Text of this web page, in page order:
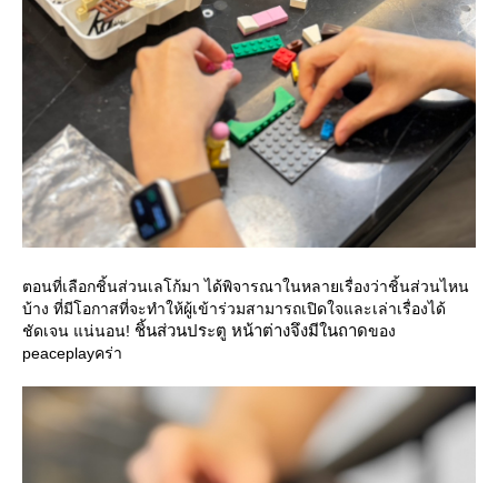
ตอนที่เลือกชิ้นส่วนเลโก้มา ได้พิจารณาในหลายเรื่องว่าชิ้นส่วนไหน
บ้าง ที่มีโอกาสที่จะทำให้ผู้เข้าร่วมสามารถเปิดใจและเล่าเรื่องได้
ชัดเจน แน่นอน! ชิ้นส่วนประตู หน้าต่างจึงมีในถาดของ
peaceplayคร่า